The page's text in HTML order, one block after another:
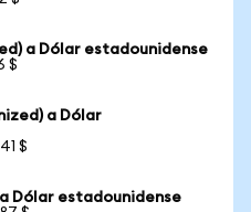
a Dólar estadounidense
$
a Dólar
$
Dólar estadounidense